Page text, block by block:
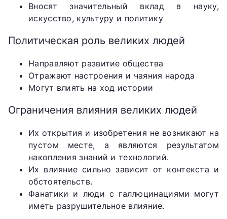
Вносят значительный вклад в науку,
искусство, культуру и политику
Политическая роль великих людей
Направляют развитие общества
Отражают настроения и чаяния народа
Могут влиять на ход истории
Ограничения влияния великих людей
Их открытия и изобретения не возникают на
пустом месте, а являются результатом
накопления знаний и технологий.
Их влияние сильно зависит от контекста и
обстоятельств.
Фанатики и люди с галлюцинациями могут
иметь разрушительное влияние.